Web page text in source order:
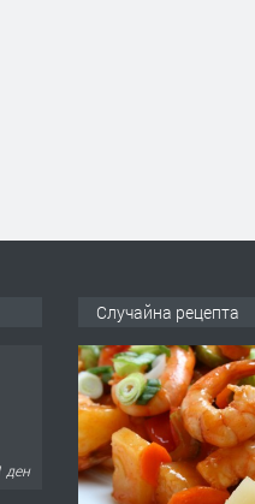
ден
Случайна рецепта